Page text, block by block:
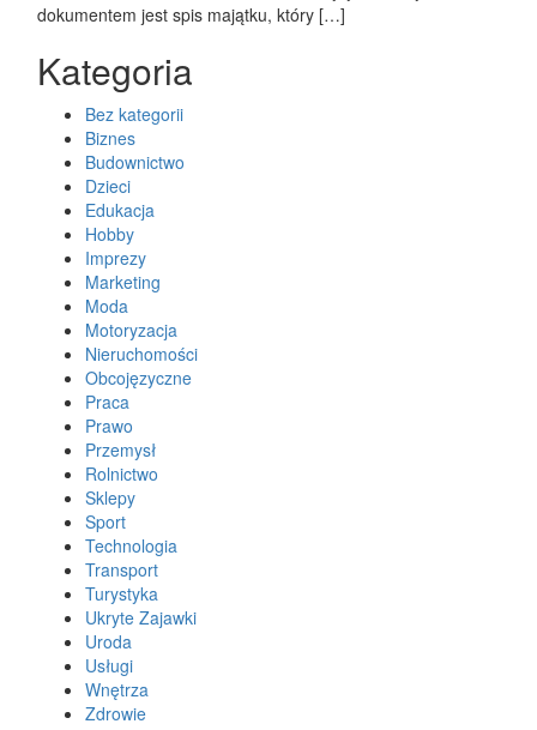
dokumentem jest spis majątku, który […]
Kategoria
Bez kategorii
Biznes
Budownictwo
Dzieci
Edukacja
Hobby
Imprezy
Marketing
Moda
Motoryzacja
Nieruchomości
Obcojęzyczne
Praca
Prawo
Przemysł
Rolnictwo
Sklepy
Sport
Technologia
Transport
Turystyka
Ukryte Zajawki
Uroda
Usługi
Wnętrza
Zdrowie